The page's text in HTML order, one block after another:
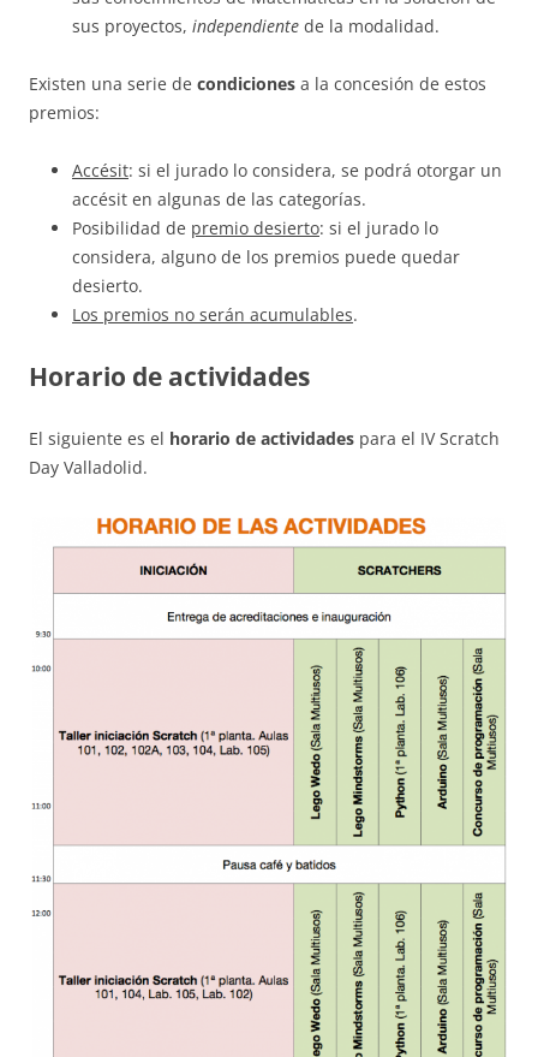
sus proyectos, independiente de la modalidad.
Existen una serie de condiciones a la concesión de estos
premios:
Accésit: si el jurado lo considera, se podrá otorgar un
accésit en algunas de las categorías.
Posibilidad de premio desierto: si el jurado lo
considera, alguno de los premios puede quedar
desierto.
Los premios no serán acumulables.
Horario de actividades
El siguiente es el horario de actividades para el IV Scratch
Day Valladolid.